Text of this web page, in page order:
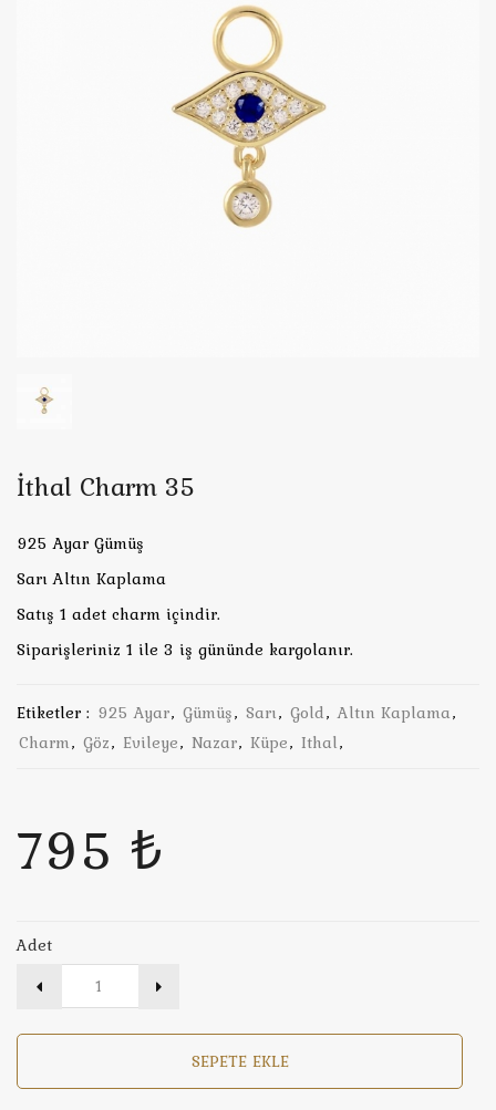
İthal Charm 35
925 Ayar Gümüş
Sarı Altın Kaplama
Satış 1 adet charm içindir.
Siparişleriniz 1 ile 3 iş gününde kargolanır.
Etiketler : 925 Ayar, Gümüş, Sarı, Gold, Altın Kaplama,
Charm, Göz, Evileye, Nazar, Küpe, Ithal,
795 ₺
Adet
SEPETE EKLE